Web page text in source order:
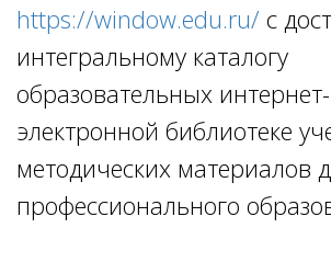
https://window.edu.ru/ с
интегральному каталогу
образовательных
электронной библиотеке
методических материалов
профессионального